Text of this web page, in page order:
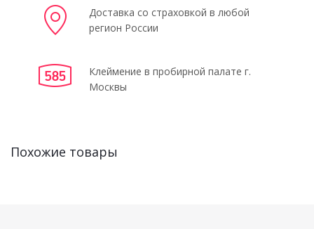
Доставка со страховкой в любой
регион России
Клеймение в пробирной палате г.
Москвы
Похожие товары